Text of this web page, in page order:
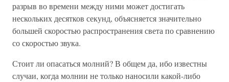
разрыв во времени между ними может достигать
нескольких десятков секунд, объясняется значительно
большей скоростью распространения света по сравнению
со скоростью звука.
Стоит ли опасаться молний? В общем да, ибо известны
случаи, когда молнии не только наносили какой-либо